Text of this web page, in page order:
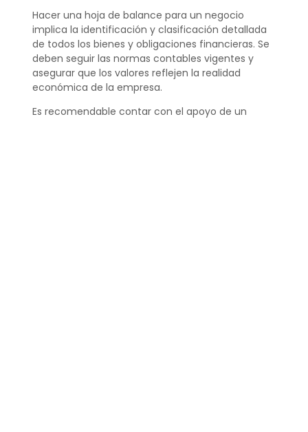
Hacer una hoja de balance para un negocio
implica la identificación y clasificación detallada
de todos los bienes y obligaciones financieras. Se
deben seguir las normas contables vigentes y
asegurar que los valores reflejen la realidad
económica de la empresa.
Es recomendable contar con el apoyo de un